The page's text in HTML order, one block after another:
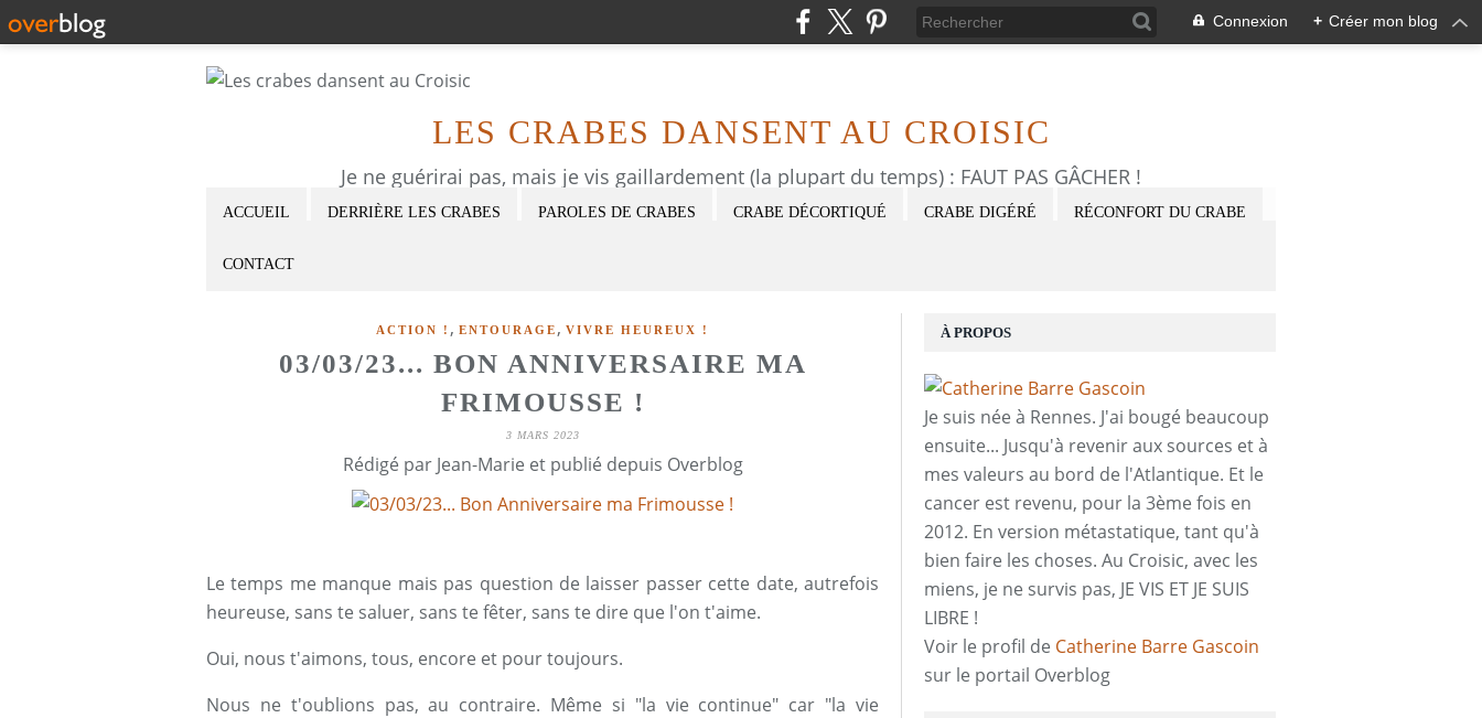
Connexion + Créer mon blog
LES CRABES DANSENT AU CROISIC
Je ne guérirai pas, mais je vis gaillardement (la plupart du temps) : FAUT PAS GÂCHER !
ACCUEIL DERRIÈRE LES CRABES PAROLES DE CRABES CRABE DÉCORTIQUÉ CRABE DIGÉRÉ RÉCONFORT DU CRABE
CONTACT
ACTION ! , ENTOURAGE , VIVRE HEUREUX !
03/03/23... BON ANNIVERSAIRE MA
FRIMOUSSE !
3 MARS 2023
Rédigé par Jean-Marie et publié depuis Overblog
Le temps me manque mais pas question de laisser passer cette date, autrefois
heureuse, sans te saluer, sans te fêter, sans te dire que l'on t'aime.
Oui, nous t'aimons, tous, encore et pour toujours.
Nous ne t'oublions pas, au contraire. Même si "la vie continue" car "la vie
À PROPOS
Je suis née à Rennes. J'ai bougé beaucoup
ensuite... Jusqu'à revenir aux sources et à
mes valeurs au bord de l'Atlantique. Et le
cancer est revenu, pour la 3ème fois en
2012. En version métastatique, tant qu'à
bien faire les choses. Au Croisic, avec les
miens, je ne survis pas, JE VIS ET JE SUIS
LIBRE !
Voir le profil de Catherine Barre Gascoin
sur le portail Overblog